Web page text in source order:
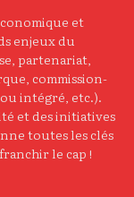
et
enjeux du
partenariat,
commission-
intégré, etc.).
et des initiatives
toutes les clés
le cap !